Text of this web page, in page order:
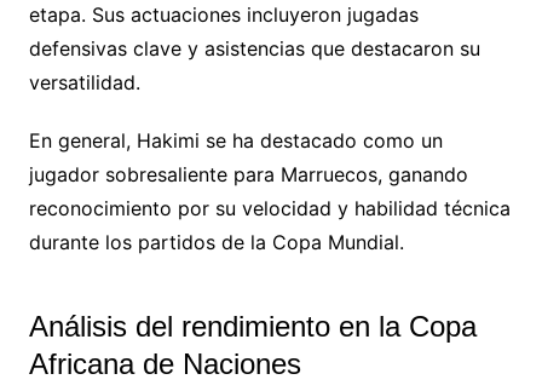
etapa. Sus actuaciones incluyeron jugadas
defensivas clave y asistencias que destacaron su
versatilidad.
En general, Hakimi se ha destacado como un
jugador sobresaliente para Marruecos, ganando
reconocimiento por su velocidad y habilidad técnica
durante los partidos de la Copa Mundial.
Análisis del rendimiento en la Copa
Africana de Naciones